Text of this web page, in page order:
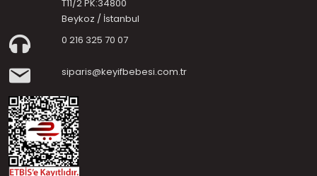
T11/2 PK:34800
Beykoz / İstanbul
0 216 325 70 07
siparis@keyifbebesi.com.tr